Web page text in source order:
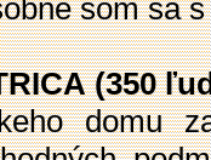
som sa
(350
domu